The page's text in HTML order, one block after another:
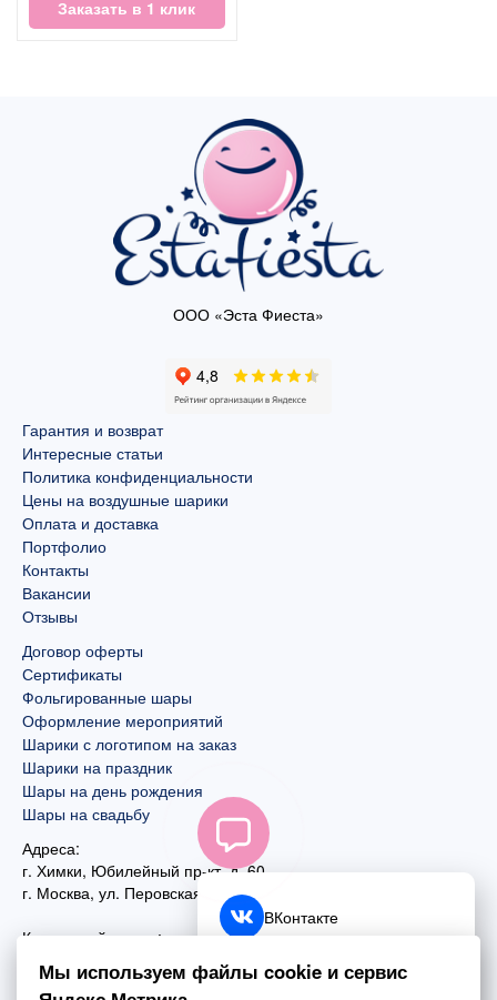
Заказать в 1 клик
ООО «Эста Фиеста»
Гарантия и возврат
Интересные статьи
Политика конфиденциальности
Цены на воздушные шарики
Оплата и доставка
Портфолио
Контакты
Вакансии
Отзывы
Договор оферты
Сертификаты
Фольгированные шары
Оформление мероприятий
Шарики с логотипом на заказ
Шарики на праздник
Шары на день рождения
Шары на свадьбу
Адреса:
г. Химки, Юбилейный пр-кт, д. 60
г. Москва, ул. Перовская, д. 59
Контактный номер:
+7 (495) 970-44-75
ВКонтакте
Telegram
Мы используем файлы cookie и сервис